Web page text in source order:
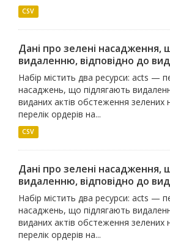
CSV
Дані про зелені насадження,
видаленню, відповідно до
Набір містить два ресурси: acts —
насаджень, що підлягають
виданих актів обстеження
перелік ордерів на...
CSV
Дані про зелені насадження,
видаленню, відповідно до
Набір містить два ресурси: acts —
насаджень, що підлягають
виданих актів обстеження
перелік ордерів на...